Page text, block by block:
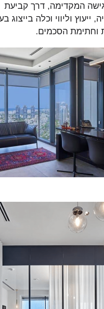
המקדימה, דרך קביעת
ייעוץ וליווי וכלה בייצוג
וחתימת הסכמים.